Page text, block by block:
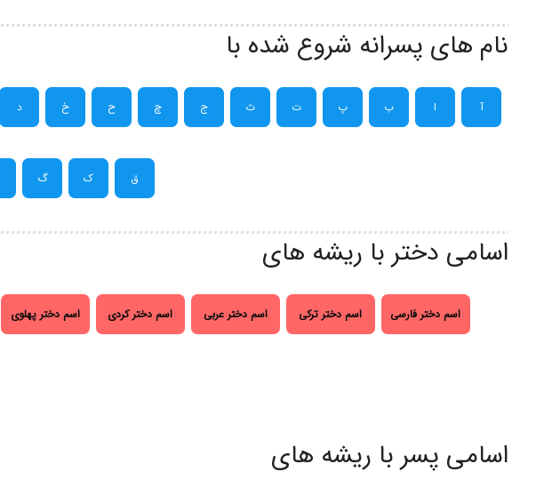
نام های پسرانه شروع شده با
آ ا ب پ ت ث ج چ ح خ د
ق ک گ
اسامی دختر با ریشه های
اسم دختر فارسی اسم دختر ترکی اسم دختر عربی اسم دختر کردی اسم دختر پهلوی
اسامی پسر با ریشه های